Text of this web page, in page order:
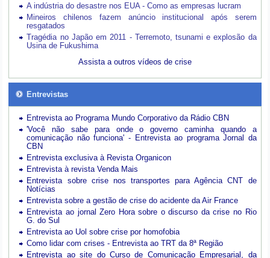
A indústria do desastre nos EUA - Como as empresas lucram
Mineiros chilenos fazem anúncio institucional após serem
resgatados
Tragédia no Japão em 2011 - Terremoto, tsunami e explosão da
Usina de Fukushima
Assista a outros vídeos de crise
Entrevistas
Entrevista ao Programa Mundo Corporativo da Rádio CBN
'Você não sabe para onde o governo caminha quando a
comunicação não funciona' - Entrevista ao programa Jornal da
CBN
Entrevista exclusiva à Revista Organicon
Entrevista à revista Venda Mais
Entrevista sobre crise nos transportes para Agência CNT de
Notícias
Entrevista sobre a gestão de crise do acidente da Air France
Entrevista ao jornal Zero Hora sobre o discurso da crise no Rio
G. do Sul
Entrevista ao Uol sobre crise por homofobia
Como lidar com crises - Entrevista ao TRT da 8ª Região
Entrevista ao site do Curso de Comunicação Empresarial, da